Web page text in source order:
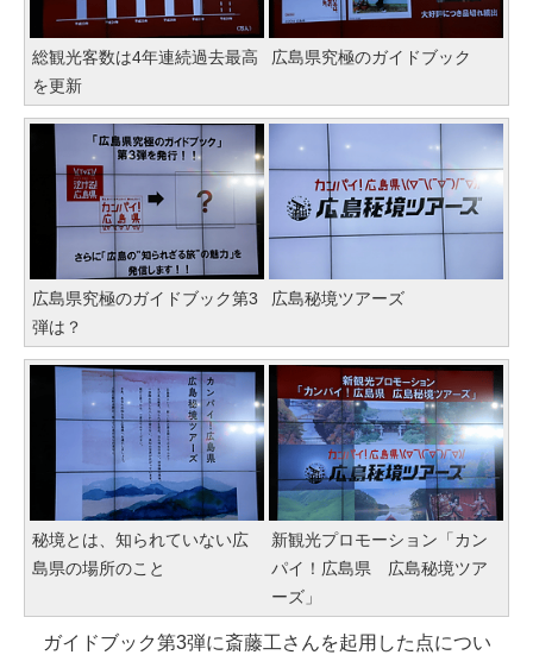
総観光客数は4年連続過去最高
を更新
広島県究極のガイドブック
広島県究極のガイドブック第3
弾は？
広島秘境ツアーズ
秘境とは、知られていない広
島県の場所のこと
新観光プロモーション「カン
パイ！広島県 広島秘境ツア
ーズ」
ガイドブック第3弾に斎藤工さんを起用した点につい